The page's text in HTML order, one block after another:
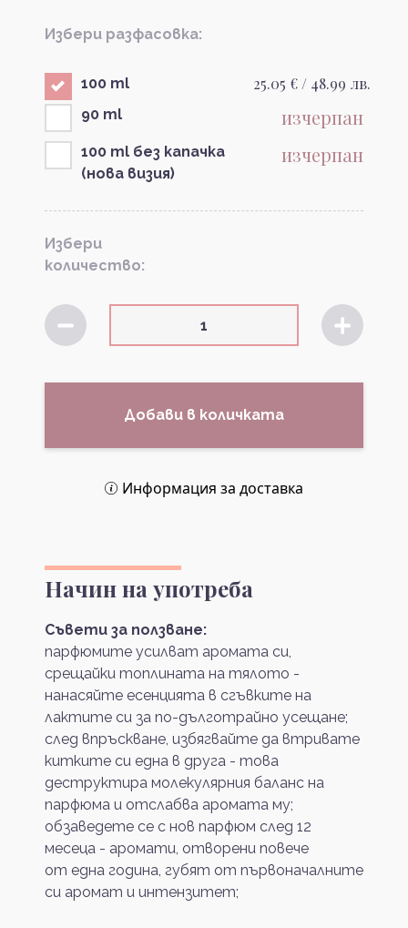
Избери разфасовка:
100 ml 25.05 € / 48.99 лв.
90 ml изчерпан
100 ml без капачка
(нова визия)
изчерпан
Избери
количество:
Добави в количката
Информация за доставка
Начин на употреба
Съвети за ползване:
парфюмите усилват аромата си,
срещайки топлината на тялото -
нанасяйте есенцията в сгъвките на
лактите си за по-дълготрайно усещане;
след впръскване, избягвайте да втривате
китките си една в друга - това
деструктира молекулярния баланс на
парфюма и отслабва аромата му;
обзаведете се с нов парфюм след 12
месеца - аромати, отворени повече
от една година, губят от първоначалните
си аромат и интензитет;